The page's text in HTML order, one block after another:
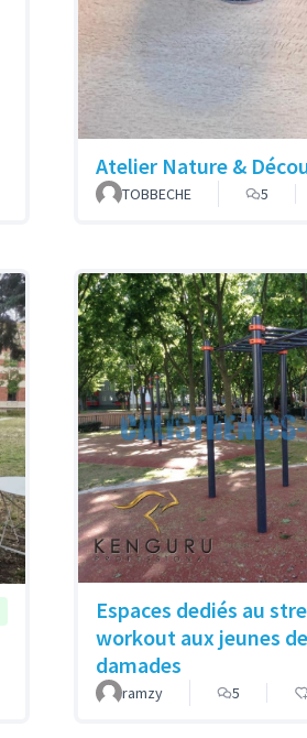
Atelier Nature &
TOBBECHE
5
Espaces dediés au
workout aux jeunes
damades
ramzy 5